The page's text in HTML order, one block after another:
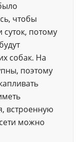
чтобы
суток, потому
собак. На
поэтому
встроенную
можно